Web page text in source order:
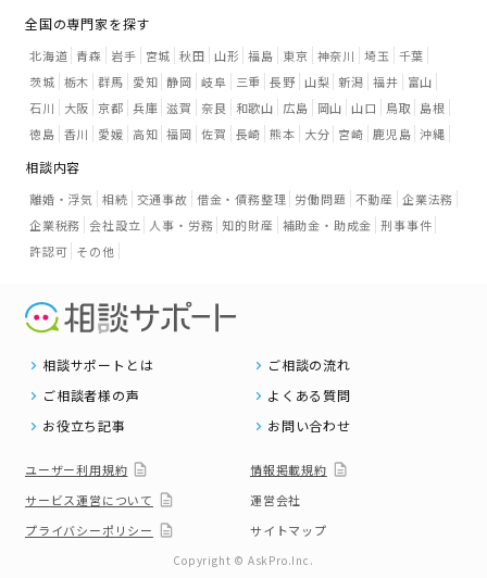
全国の専門家を探す
北海道 青森 岩手 宮城 秋田 山形 福島 東京 神奈川 埼玉 千葉
茨城 栃木 群馬 愛知 静岡 岐阜 三重 長野 山梨 新潟 福井
富山
石川
大阪 京都 兵庫 滋賀 奈良 和歌山 広島 岡山 山口 鳥取
島根
徳島 香川 愛媛 高知 福岡 佐賀 長崎 熊本 大分 宮崎 鹿児島 沖縄
相談内容
離婚・浮気 相続 交通事故 借金・債務整理 労働問題 不動産 企業法務
企業税務 会社設立 人事・労務 知的財産 補助金・助成金 刑事事件
許認可 その他
相談サポートとは
ご相談の流れ
ご相談者様の声
よくある質問
お役立ち記事
お問い合わせ
ユーザー利用規約
情報掲載規約
サービス運営について
運営会社
プライバシーポリシー
サイトマップ
Copyright © AskPro.Inc.